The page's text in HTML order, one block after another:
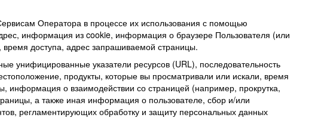
Оператора в процессе их использования с помощью
информация из cookie, информация о браузере Пользователя (или
доступа, адрес запрашиваемой страницы.
унифицированные указатели ресурсов (URL), последовательность
продукты, которые вы просматривали или искали, время
информация о взаимодействии со страницей (например, прокрутка,
а также иная информация о пользователе, сбор и/или
регламентирующих обработку и защиту персональных данных